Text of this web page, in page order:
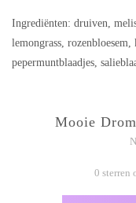
Ingrediënten: druiven,
lemongrass,
pepermuntblaadjes,
Mooie
0 sterren